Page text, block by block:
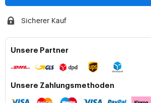
Sicherer Kauf
Unsere Partner
Unsere Zahlungsmethoden